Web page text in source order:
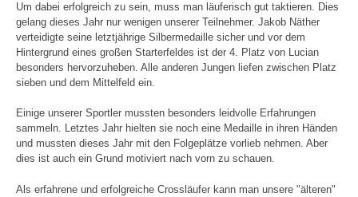
Um dabei erfolgreich zu sein, muss man läuferisch gut taktieren. Dies
gelang dieses Jahr nur wenigen unserer Teilnehmer. Jakob Näther
verteidigte seine letztjährige Silbermedaille sicher und vor dem
Hintergrund eines großen Starterfeldes ist der 4. Platz von Lucian
besonders hervorzuheben. Alle anderen Jungen liefen zwischen Platz
sieben und dem Mittelfeld ein.
Einige unserer Sportler mussten besonders leidvolle Erfahrungen
sammeln. Letztes Jahr hielten sie noch eine Medaille in ihren Händen
und mussten dieses Jahr mit den Folgeplätze vorlieb nehmen. Aber
dies ist auch ein Grund motiviert nach vorn zu schauen.
Als erfahrene und erfolgreiche Crossläufer kann man unsere "älteren"